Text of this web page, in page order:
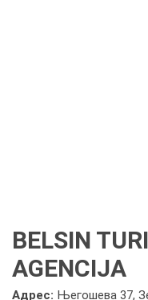
BELSIN
AGENCIJA
Адрес: Његошева 37,